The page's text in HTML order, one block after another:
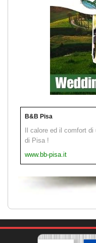
B&B Pisa
Il calore ed il comfort
di Pisa !
www.bb-pisa.it